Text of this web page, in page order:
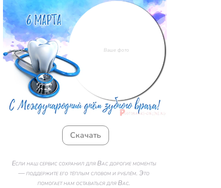
Ваше фото
Скачать
Если наш сервис сохранил для Вас дорогие моменты
— поддержите его тёплым словом и рублём. Это
помогает нам оставаться для Вас.